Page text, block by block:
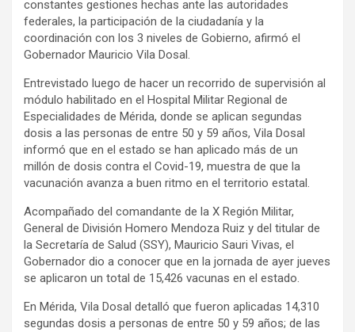
constantes gestiones hechas ante las autoridades
federales, la participación de la ciudadanía y la
coordinación con los 3 niveles de Gobierno, afirmó el
Gobernador Mauricio Vila Dosal.
Entrevistado luego de hacer un recorrido de supervisión al
módulo habilitado en el Hospital Militar Regional de
Especialidades de Mérida, donde se aplican segundas
dosis a las personas de entre 50 y 59 años, Vila Dosal
informó que en el estado se han aplicado más de un
millón de dosis contra el Covid-19, muestra de que la
vacunación avanza a buen ritmo en el territorio estatal.
Acompañado del comandante de la X Región Militar,
General de División Homero Mendoza Ruiz y del titular de
la Secretaría de Salud (SSY), Mauricio Sauri Vivas, el
Gobernador dio a conocer que en la jornada de ayer jueves
se aplicaron un total de 15,426 vacunas en el estado.
En Mérida, Vila Dosal detalló que fueron aplicadas 14,310
segundas dosis a personas de entre 50 y 59 años; de las